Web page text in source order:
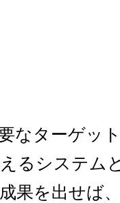
なターゲッ
るシステム
果を出せば